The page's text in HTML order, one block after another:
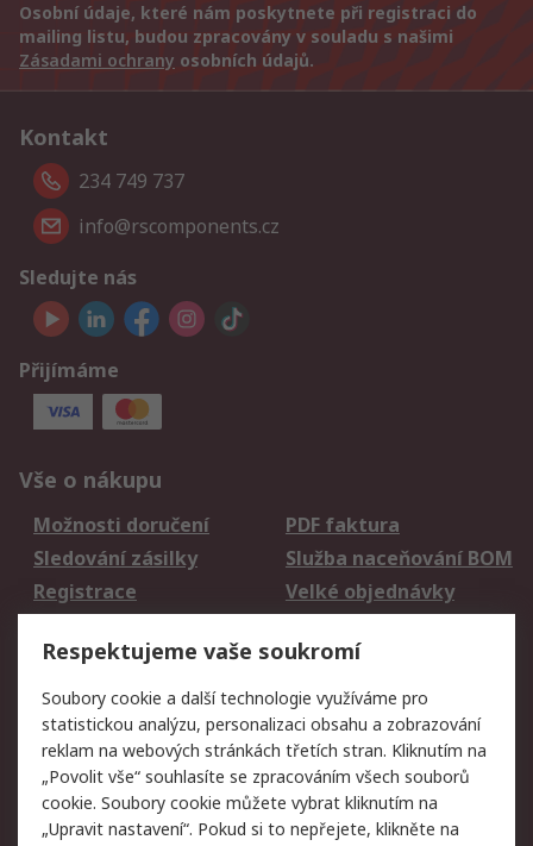
Osobní údaje, které nám poskytnete při registraci do
mailing listu, budou zpracovány v souladu s našimi
Zásadami ochrany osobních údajů.
Kontakt
234 749 737
info@rscomponents.cz
Sledujte nás
Přijímáme
Vše o nákupu
Možnosti doručení
PDF faktura
Sledování zásilky
Služba naceňování BOM
Registrace
Velké objednávky
Právní
Autorská práva
Obchodní podmínky
společnosti RS
Prohlášení o ochraně
údajů
Zabezpečení
elektronické pošty
Respektujeme vaše soukromí
Soubory cookie a další technologie využíváme pro
statistickou analýzu, personalizaci obsahu a zobrazování
reklam na webových stránkách třetích stran. Kliknutím na
„Povolit vše“ souhlasíte se zpracováním všech souborů
cookie. Soubory cookie můžete vybrat kliknutím na
„Upravit nastavení“. Pokud si to nepřejete, klikněte na